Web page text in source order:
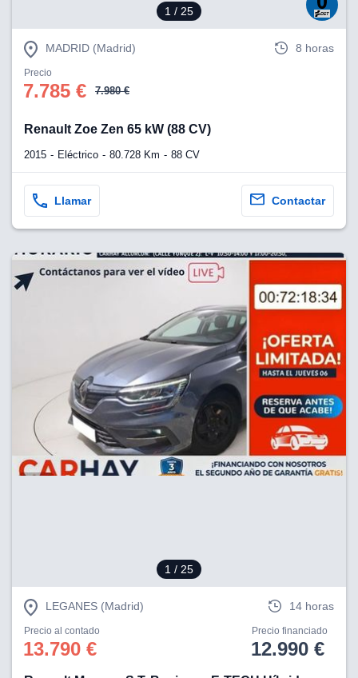
1 / 25
MADRID (Madrid) 8 horas
Precio
7.785 € 7.980 €
Renault Zoe Zen 65 kW (88 CV)
2015 Eléctrico 80.728 Km 88 CV
Llamar Contactar
1 / 25
LEGANES (Madrid) 14 horas
Precio al contado
13.790 €
Precio financiado
12.990 €